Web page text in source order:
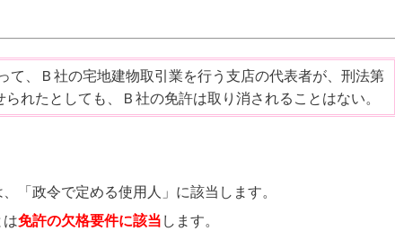
て、Ｂ社の宅地建物取引業を行う支店の代表者が、刑法第
れたとしても、Ｂ社の免許は取り消されることはない。
「政令で定める使用人」に該当します。
は免許の欠格要件に該当 します。